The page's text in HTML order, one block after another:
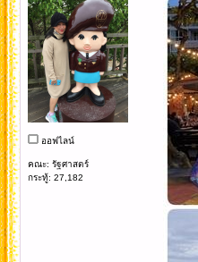
ออฟไลน์
คณะ: รัฐศาสตร์
กระทู้: 27,182